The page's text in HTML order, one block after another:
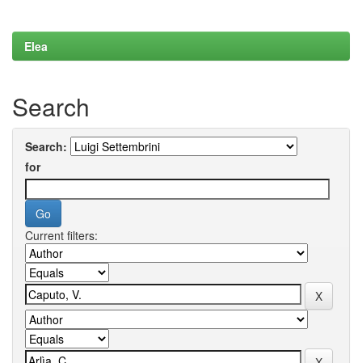
Elea
Search
Search:
for
Current filters: